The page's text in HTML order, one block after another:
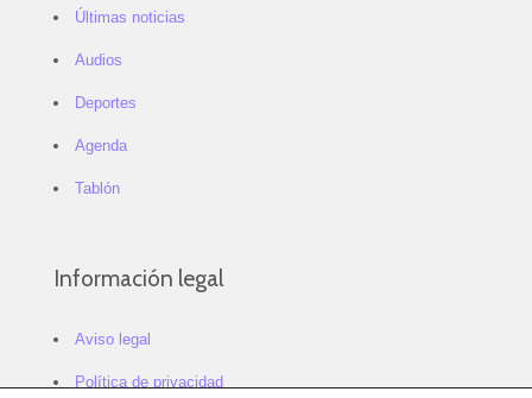
Últimas noticias
Audios
Deportes
Agenda
Tablón
Información legal
Aviso legal
Política de privacidad